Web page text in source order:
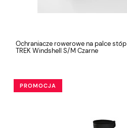
Ochraniacze rowerowe na palce stóp
TREK Windshell S/M Czarne
PROMOCJA